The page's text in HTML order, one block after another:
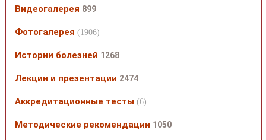
Видеогалерея 899
Фотогалерея (1906)
Истории болезней 1268
Лекции и презентации 2474
Аккредитационные тесты (6)
Методические рекомендации 1050